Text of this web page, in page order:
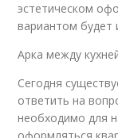
эстетическом
вариантом будет
Арка между
Сегодня
ответить на
необходимо для